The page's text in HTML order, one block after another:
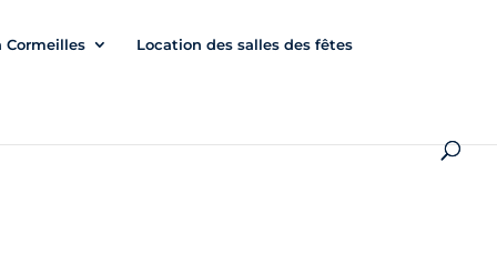
Cormeilles Location des salles des fêtes